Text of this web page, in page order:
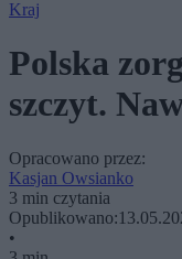
Kraj
Polska
szczyt.
Opracowano przez:
Kasjan Owsianko
3 min czytania
Opublikowano:
•